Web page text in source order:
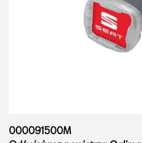
000091500M